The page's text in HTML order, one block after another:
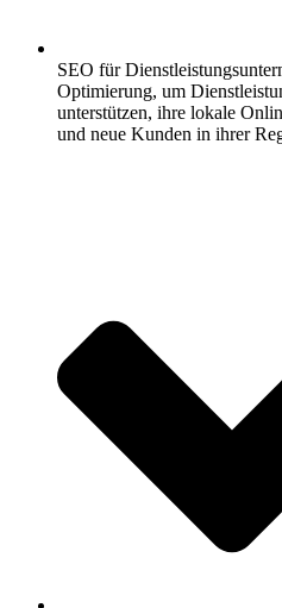
SEO für
Optimierung, um
unterstützen, ihre lokale
und neue Kunden in ihrer